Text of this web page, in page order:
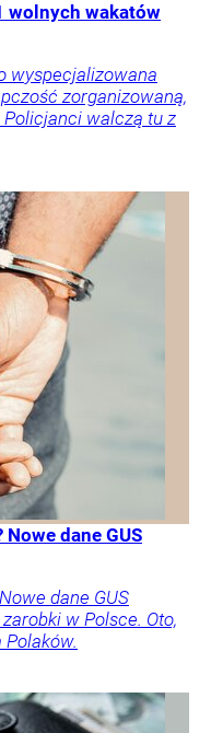
wolnych wakatów
wyspecjalizowana
zorganizowaną,
walczą tu z
dane GUS
dane GUS
w Polsce. Oto,
Polaków.